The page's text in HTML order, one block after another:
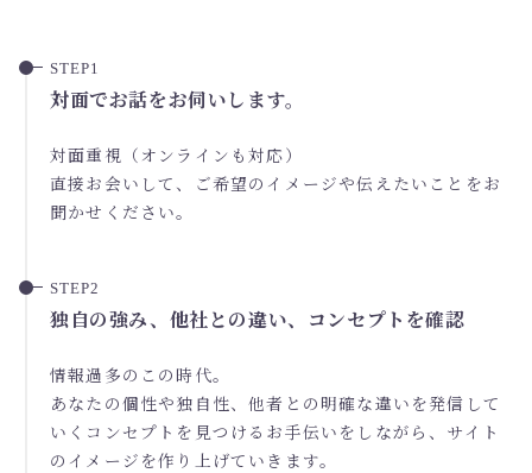
対面でお話をお伺いします。
対面重視（オンラインも対応）
直接お会いして、ご希望のイメージや伝えたいことをお
聞かせください。
独自の強み、他社との違い、コンセプトを確認
情報過多のこの時代。
あなたの個性や独自性、他者との明確な違いを発信して
いくコンセプトを見つけるお手伝いをしながら、サイト
のイメージを作り上げていきます。